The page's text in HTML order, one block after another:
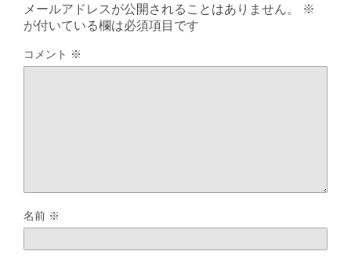
メールアドレスが公開されることはありません。
※
が付いている欄は必須項目です
コメント ※
名前 ※